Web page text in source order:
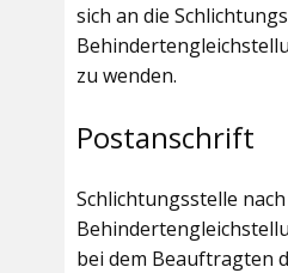
sich an die
zu wenden.
Postanschrift
Schlichtungsstelle
bei dem Beauftragten